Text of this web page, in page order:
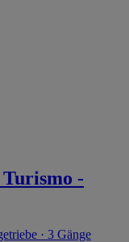
-
· 3 Gänge